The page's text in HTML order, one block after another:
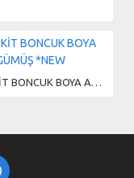
3D LİKİT BONCUK BOYA ANTİK GÜMÜŞ *NEW